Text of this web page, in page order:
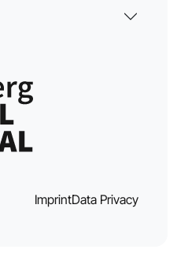
ImprintData Privacy